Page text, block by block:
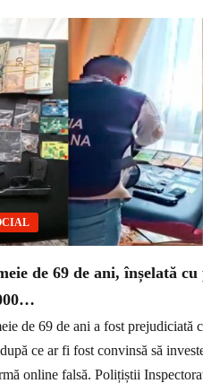
de 69 de ani, înșelată cu
de 69 de ani a fost prejudiciată
ce ar fi fost convinsă să
online falsă. Polițiștii